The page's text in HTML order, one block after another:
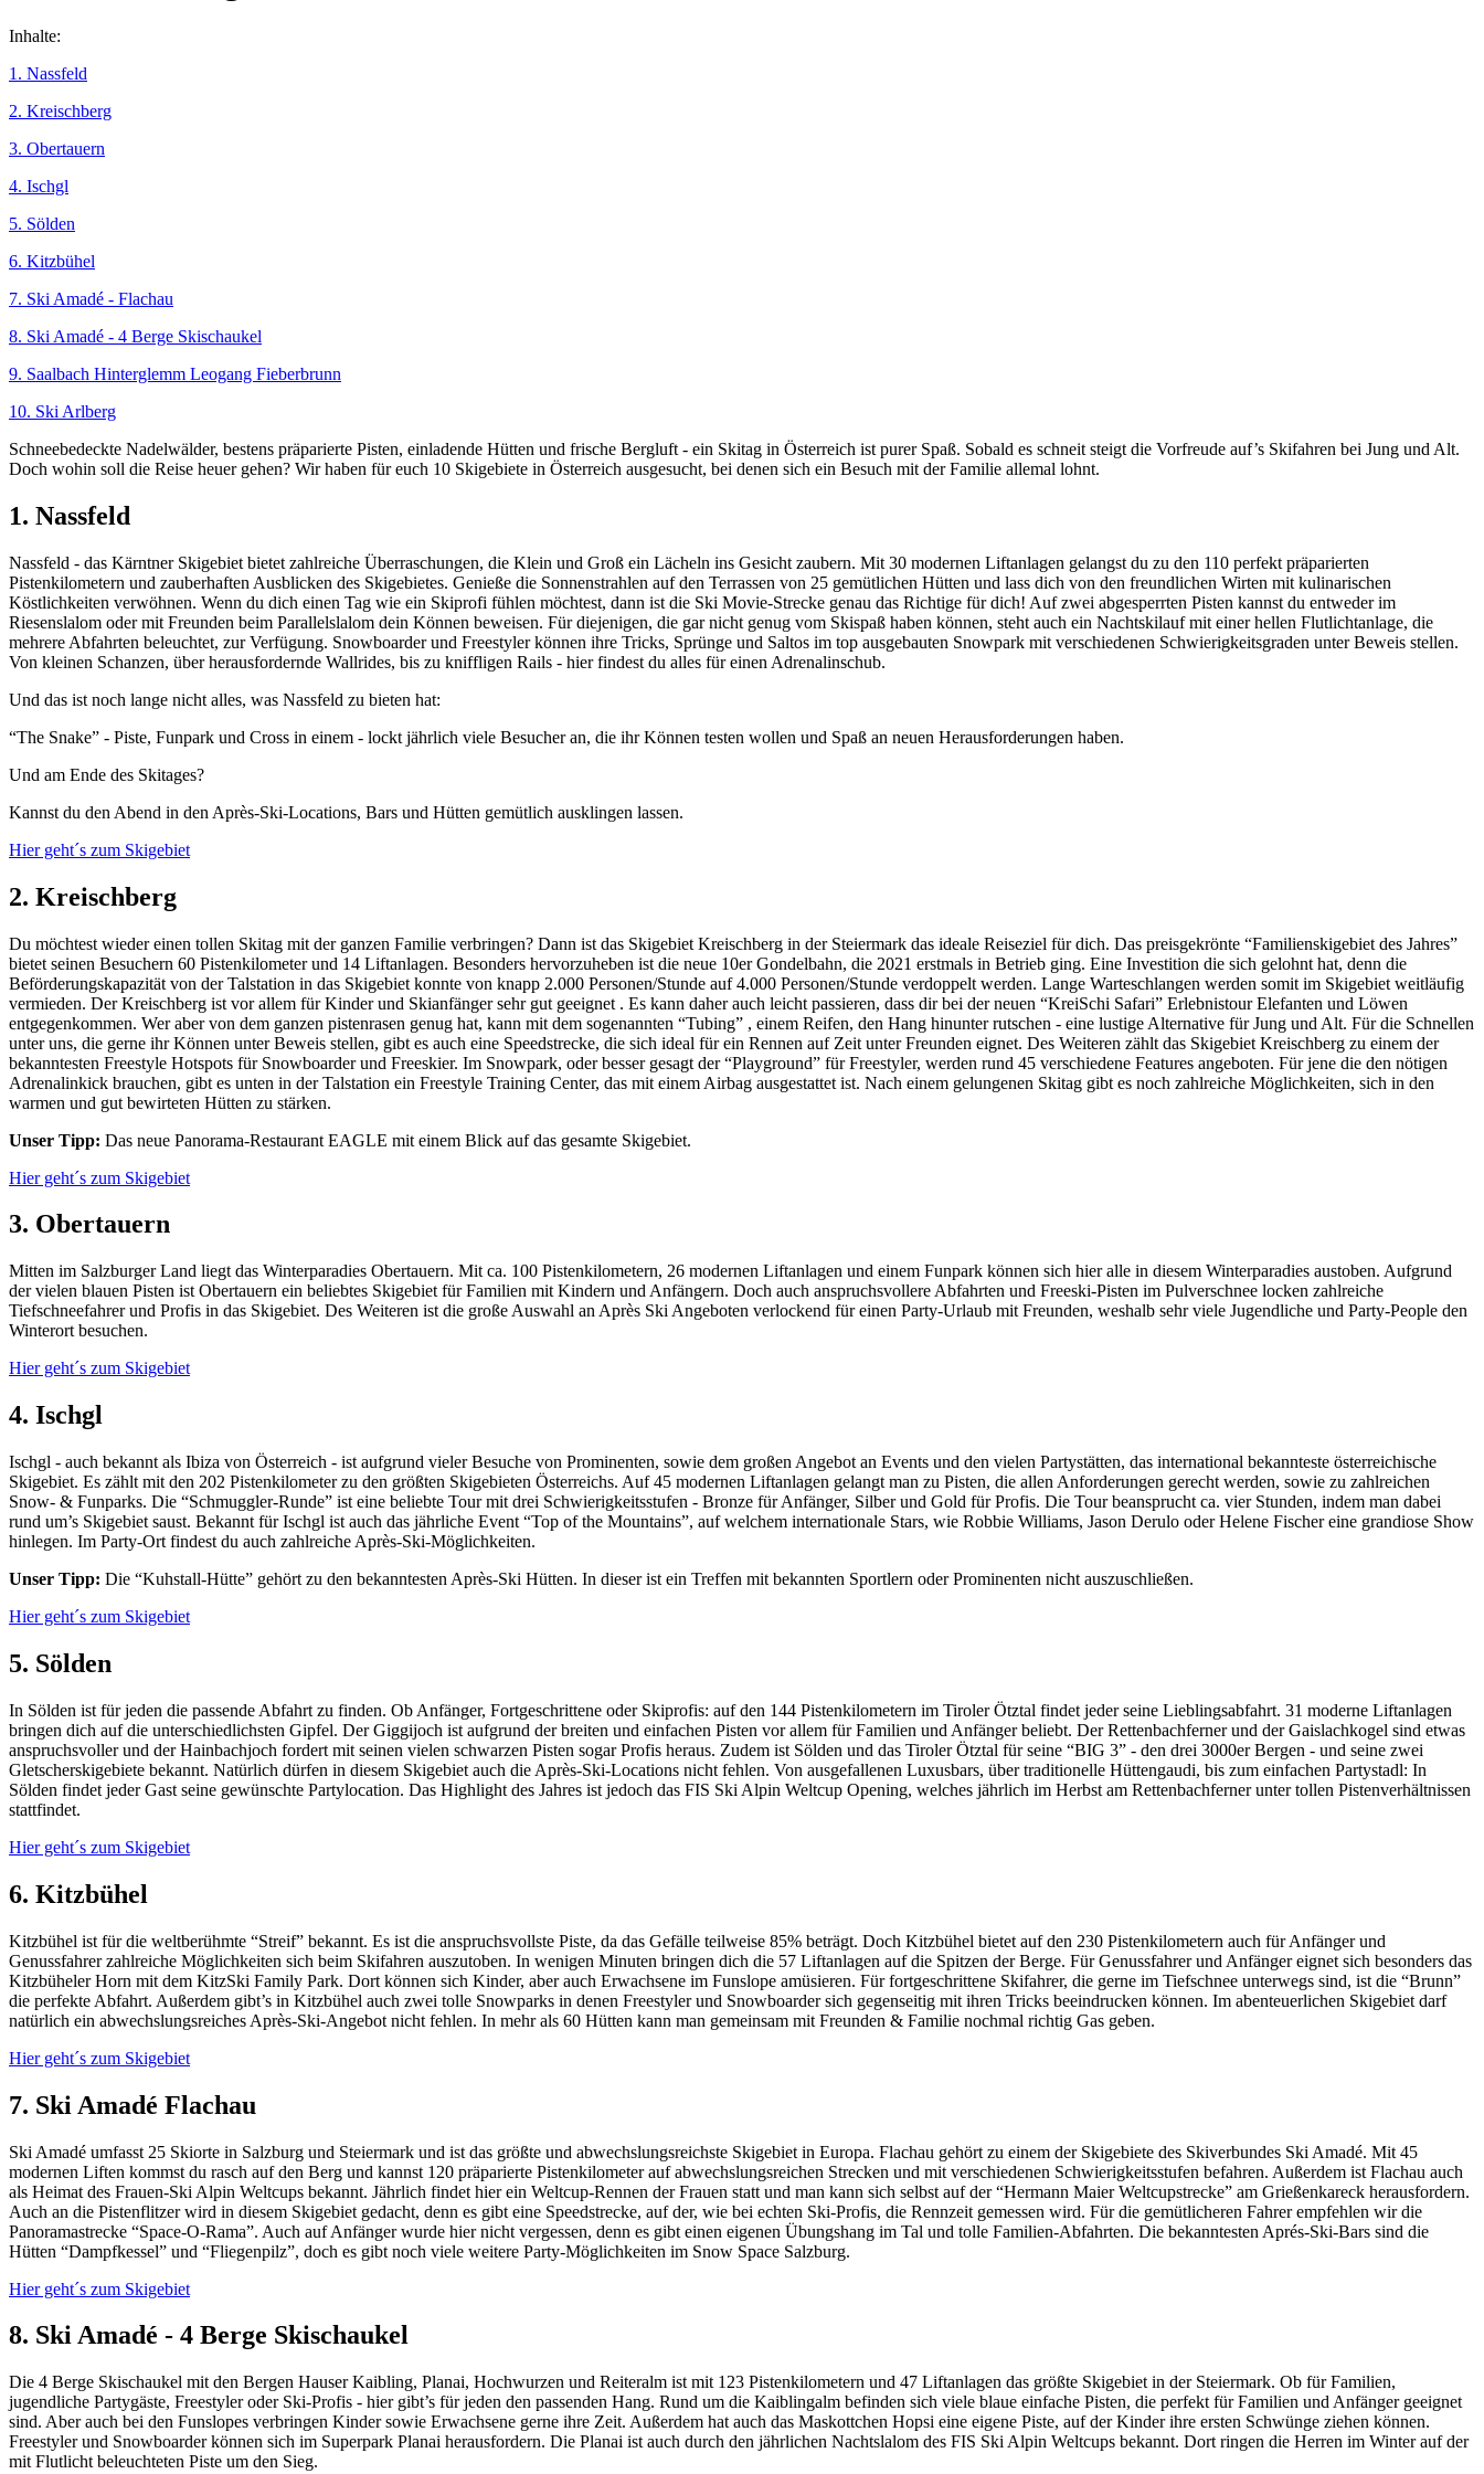
Inhalte:
1. Nassfeld
2. Kreischberg
3. Obertauern
4. Ischgl
5. Sölden
6. Kitzbühel
7. Ski Amadé - Flachau
8. Ski Amadé - 4 Berge Skischaukel
9. Saalbach Hinterglemm Leogang Fieberbrunn
10. Ski Arlberg
Schneebedeckte Nadelwälder, bestens präparierte Pisten, einladende Hütten und frische Bergluft - ein Skitag in Österreich ist purer Spaß. Sobald es schneit steigt die Vorfreude auf’s Skifahren bei Jung und Alt.
Doch wohin soll die Reise heuer gehen? Wir haben für euch 10 Skigebiete in Österreich ausgesucht, bei denen sich ein Besuch mit der Familie allemal lohnt.
1. Nassfeld
Nassfeld - das Kärntner Skigebiet bietet zahlreiche Überraschungen, die Klein und Groß ein Lächeln ins Gesicht zaubern. Mit 30 modernen Liftanlagen gelangst du zu den 110 perfekt präparierten
Pistenkilometern und zauberhaften Ausblicken des Skigebietes. Genieße die Sonnenstrahlen auf den Terrassen von 25 gemütlichen Hütten und lass dich von den freundlichen Wirten mit kulinarischen
Köstlichkeiten verwöhnen. Wenn du dich einen Tag wie ein Skiprofi fühlen möchtest, dann ist die Ski Movie-Strecke genau das Richtige für dich! Auf zwei abgesperrten Pisten kannst du entweder im
Riesenslalom oder mit Freunden beim Parallelslalom dein Können beweisen. Für diejenigen, die gar nicht genug vom Skispaß haben können, steht auch ein Nachtskilauf mit einer hellen Flutlichtanlage, die
mehrere Abfahrten beleuchtet, zur Verfügung. Snowboarder und Freestyler können ihre Tricks, Sprünge und Saltos im top ausgebauten Snowpark mit verschiedenen Schwierigkeitsgraden unter Beweis stellen.
Von kleinen Schanzen, über herausfordernde Wallrides, bis zu kniffligen Rails - hier findest du alles für einen Adrenalinschub.
Und das ist noch lange nicht alles, was Nassfeld zu bieten hat:
“The Snake” - Piste, Funpark und Cross in einem - lockt jährlich viele Besucher an, die ihr Können testen wollen und Spaß an neuen Herausforderungen haben.
Und am Ende des Skitages?
Kannst du den Abend in den Après-Ski-Locations, Bars und Hütten gemütlich ausklingen lassen.
Hier geht´s zum Skigebiet
2. Kreischberg
Du möchtest wieder einen tollen Skitag mit der ganzen Familie verbringen? Dann ist das Skigebiet Kreischberg in der Steiermark das ideale Reiseziel für dich. Das preisgekrönte “Familienskigebiet des Jahres”
bietet seinen Besuchern 60 Pistenkilometer und 14 Liftanlagen. Besonders hervorzuheben ist die neue 10er Gondelbahn, die 2021 erstmals in Betrieb ging. Eine Investition die sich gelohnt hat, denn die
Beförderungskapazität von der Talstation in das Skigebiet konnte von knapp 2.000 Personen/Stunde auf 4.000 Personen/Stunde verdoppelt werden. Lange Warteschlangen werden somit im Skigebiet weitläufig
vermieden. Der Kreischberg ist vor allem für Kinder und Skianfänger sehr gut geeignet . Es kann daher auch leicht passieren, dass dir bei der neuen “KreiSchi Safari” Erlebnistour Elefanten und Löwen
entgegenkommen. Wer aber von dem ganzen pistenrasen genug hat, kann mit dem sogenannten “Tubing” , einem Reifen, den Hang hinunter rutschen - eine lustige Alternative für Jung und Alt. Für die Schnellen
unter uns, die gerne ihr Können unter Beweis stellen, gibt es auch eine Speedstrecke, die sich ideal für ein Rennen auf Zeit unter Freunden eignet. Des Weiteren zählt das Skigebiet Kreischberg zu einem der
bekanntesten Freestyle Hotspots für Snowboarder und Freeskier. Im Snowpark, oder besser gesagt der “Playground” für Freestyler, werden rund 45 verschiedene Features angeboten. Für jene die den nötigen
Adrenalinkick brauchen, gibt es unten in der Talstation ein Freestyle Training Center, das mit einem Airbag ausgestattet ist. Nach einem gelungenen Skitag gibt es noch zahlreiche Möglichkeiten, sich in den
warmen und gut bewirteten Hütten zu stärken.
Unser Tipp: Das neue Panorama-Restaurant EAGLE mit einem Blick auf das gesamte Skigebiet.
Hier geht´s zum Skigebiet
3. Obertauern
Mitten im Salzburger Land liegt das Winterparadies Obertauern. Mit ca. 100 Pistenkilometern, 26 modernen Liftanlagen und einem Funpark können sich hier alle in diesem Winterparadies austoben. Aufgrund
der vielen blauen Pisten ist Obertauern ein beliebtes Skigebiet für Familien mit Kindern und Anfängern. Doch auch anspruchsvollere Abfahrten und Freeski-Pisten im Pulverschnee locken zahlreiche
Tiefschneefahrer und Profis in das Skigebiet. Des Weiteren ist die große Auswahl an Après Ski Angeboten verlockend für einen Party-Urlaub mit Freunden, weshalb sehr viele Jugendliche und Party-People den
Winterort besuchen.
Hier geht´s zum Skigebiet
4. Ischgl
Ischgl - auch bekannt als Ibiza von Österreich - ist aufgrund vieler Besuche von Prominenten, sowie dem großen Angebot an Events und den vielen Partystätten, das international bekannteste österreichische
Skigebiet. Es zählt mit den 202 Pistenkilometer zu den größten Skigebieten Österreichs. Auf 45 modernen Liftanlagen gelangt man zu Pisten, die allen Anforderungen gerecht werden, sowie zu zahlreichen
Snow- & Funparks. Die “Schmuggler-Runde” ist eine beliebte Tour mit drei Schwierigkeitsstufen - Bronze für Anfänger, Silber und Gold für Profis. Die Tour beansprucht ca. vier Stunden, indem man dabei
rund um’s Skigebiet saust. Bekannt für Ischgl ist auch das jährliche Event “Top of the Mountains”, auf welchem internationale Stars, wie Robbie Williams, Jason Derulo oder Helene Fischer eine grandiose Show
hinlegen. Im Party-Ort findest du auch zahlreiche Après-Ski-Möglichkeiten.
Unser Tipp: Die “Kuhstall-Hütte” gehört zu den bekanntesten Après-Ski Hütten. In dieser ist ein Treffen mit bekannten Sportlern oder Prominenten nicht auszuschließen.
Hier geht´s zum Skigebiet
5. Sölden
In Sölden ist für jeden die passende Abfahrt zu finden. Ob Anfänger, Fortgeschrittene oder Skiprofis: auf den 144 Pistenkilometern im Tiroler Ötztal findet jeder seine Lieblingsabfahrt. 31 moderne Liftanlagen
bringen dich auf die unterschiedlichsten Gipfel. Der Giggijoch ist aufgrund der breiten und einfachen Pisten vor allem für Familien und Anfänger beliebt. Der Rettenbachferner und der Gaislachkogel sind etwas
anspruchsvoller und der Hainbachjoch fordert mit seinen vielen schwarzen Pisten sogar Profis heraus. Zudem ist Sölden und das Tiroler Ötztal für seine “BIG 3” - den drei 3000er Bergen - und seine zwei
Gletscherskigebiete bekannt. Natürlich dürfen in diesem Skigebiet auch die Après-Ski-Locations nicht fehlen. Von ausgefallenen Luxusbars, über traditionelle Hüttengaudi, bis zum einfachen Partystadl: In
Sölden findet jeder Gast seine gewünschte Partylocation. Das Highlight des Jahres ist jedoch das FIS Ski Alpin Weltcup Opening, welches jährlich im Herbst am Rettenbachferner unter tollen Pistenverhältnissen
stattfindet.
Hier geht´s zum Skigebiet
6. Kitzbühel
Kitzbühel ist für die weltberühmte “Streif” bekannt. Es ist die anspruchsvollste Piste, da das Gefälle teilweise 85% beträgt. Doch Kitzbühel bietet auf den 230 Pistenkilometern auch für Anfänger und
Genussfahrer zahlreiche Möglichkeiten sich beim Skifahren auszutoben. In wenigen Minuten bringen dich die 57 Liftanlagen auf die Spitzen der Berge. Für Genussfahrer und Anfänger eignet sich besonders das
Kitzbüheler Horn mit dem KitzSki Family Park. Dort können sich Kinder, aber auch Erwachsene im Funslope amüsieren. Für fortgeschrittene Skifahrer, die gerne im Tiefschnee unterwegs sind, ist die “Brunn”
die perfekte Abfahrt. Außerdem gibt’s in Kitzbühel auch zwei tolle Snowparks in denen Freestyler und Snowboarder sich gegenseitig mit ihren Tricks beeindrucken können. Im abenteuerlichen Skigebiet darf
natürlich ein abwechslungsreiches Après-Ski-Angebot nicht fehlen. In mehr als 60 Hütten kann man gemeinsam mit Freunden & Familie nochmal richtig Gas geben.
Hier geht´s zum Skigebiet
7. Ski Amadé Flachau
Ski Amadé umfasst 25 Skiorte in Salzburg und Steiermark und ist das größte und abwechslungsreichste Skigebiet in Europa. Flachau gehört zu einem der Skigebiete des Skiverbundes Ski Amadé. Mit 45
modernen Liften kommst du rasch auf den Berg und kannst 120 präparierte Pistenkilometer auf abwechslungsreichen Strecken und mit verschiedenen Schwierigkeitsstufen befahren. Außerdem ist Flachau auch
als Heimat des Frauen-Ski Alpin Weltcups bekannt. Jährlich findet hier ein Weltcup-Rennen der Frauen statt und man kann sich selbst auf der “Hermann Maier Weltcupstrecke” am Grießenkareck herausfordern.
Auch an die Pistenflitzer wird in diesem Skigebiet gedacht, denn es gibt eine Speedstrecke, auf der, wie bei echten Ski-Profis, die Rennzeit gemessen wird. Für die gemütlicheren Fahrer empfehlen wir die
Panoramastrecke “Space-O-Rama”. Auch auf Anfänger wurde hier nicht vergessen, denn es gibt einen eigenen Übungshang im Tal und tolle Familien-Abfahrten. Die bekanntesten Aprés-Ski-Bars sind die
Hütten “Dampfkessel” und “Fliegenpilz”, doch es gibt noch viele weitere Party-Möglichkeiten im Snow Space Salzburg.
Hier geht´s zum Skigebiet
8. Ski Amadé - 4 Berge Skischaukel
Die 4 Berge Skischaukel mit den Bergen Hauser Kaibling, Planai, Hochwurzen und Reiteralm ist mit 123 Pistenkilometern und 47 Liftanlagen das größte Skigebiet in der Steiermark. Ob für Familien,
jugendliche Partygäste, Freestyler oder Ski-Profis - hier gibt’s für jeden den passenden Hang. Rund um die Kaiblingalm befinden sich viele blaue einfache Pisten, die perfekt für Familien und Anfänger geeignet
sind. Aber auch bei den Funslopes verbringen Kinder sowie Erwachsene gerne ihre Zeit. Außerdem hat auch das Maskottchen Hopsi eine eigene Piste, auf der Kinder ihre ersten Schwünge ziehen können.
Freestyler und Snowboarder können sich im Superpark Planai herausfordern. Die Planai ist auch durch den jährlichen Nachtslalom des FIS Ski Alpin Weltcups bekannt. Dort ringen die Herren im Winter auf der
mit Flutlicht beleuchteten Piste um den Sieg.